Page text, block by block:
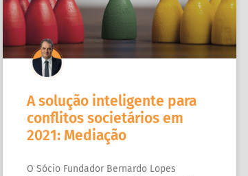
A solução inteligente para
conflitos societários em
2021: Mediação
O Sócio Fundador Bernardo Lopes